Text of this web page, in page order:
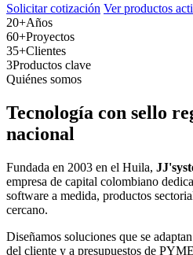
Solicitar cotización Ver productos
20+Años
60+Proyectos
35+Clientes
3Productos clave
Quiénes somos
Tecnología con sello
nacional
Fundada en 2003 en el Huila,
empresa de capital colombiano
software a medida, productos
cercano.
Diseñamos soluciones que se
del cliente y a presupuestos de